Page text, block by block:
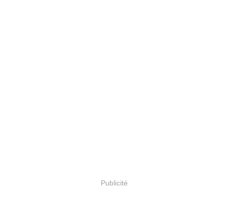
Publicité